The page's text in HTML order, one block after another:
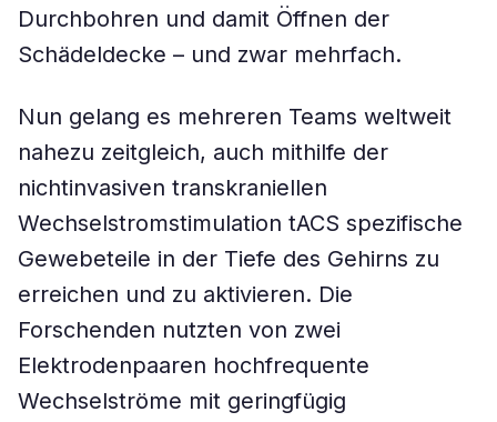
Durchbohren und damit Öffnen der
Schädeldecke – und zwar mehrfach.
Nun gelang es mehreren Teams weltweit
nahezu zeitgleich, auch mithilfe der
nichtinvasiven transkraniellen
Wechselstromstimulation tACS spezifische
Gewebeteile in der Tiefe des Gehirns zu
erreichen und zu aktivieren. Die
Forschenden nutzten von zwei
Elektrodenpaaren hochfrequente
Wechselströme mit geringfügig